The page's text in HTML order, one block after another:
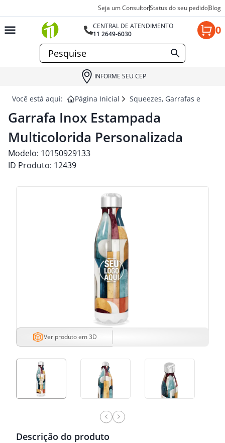
Seja um ConsultorStatus do seu pedidoBlog
CENTRAL DE ATENDIMENTO
11 2649-6030
0
INFORME SEU CEP
Você está aqui: Página Inicial Squeezes, Garrafas e
Garrafa Inox Estampada
Multicolorida Personalizada
Modelo: 10150929133
ID Produto: 12439
Ver produto em 3D
Descrição do produto